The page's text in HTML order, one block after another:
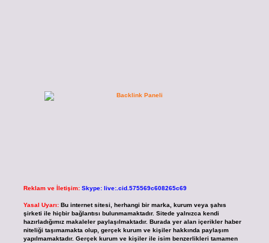
Reklam ve İletişim: Skype: live:.cid.575569c608265c69
Yasal Uyarı: Bu internet sitesi, herhangi bir marka, kurum veya şahıs
şirketi ile hiçbir bağlantısı bulunmamaktadır. Sitede yalnızca kendi
hazırladığımız makaleler paylaşılmaktadır. Burada yer alan içerikler haber
niteliği taşımamakta olup, gerçek kurum ve kişiler hakkında paylaşım
yapılmamaktadır. Gerçek kurum ve kişiler ile isim benzerlikleri tamamen